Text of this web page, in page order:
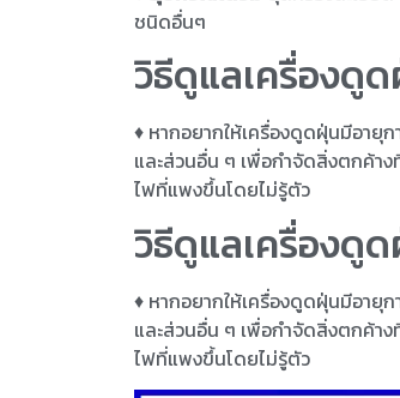
ชนิดอื่นๆ
วิธีดูแลเครื่องดูด
♦ หากอยากให้เครื่องดูดฝุ่นมีอายุ
และส่วนอื่น ๆ เพื่อกำจัดสิ่งตกค้าง
ไฟที่แพงขึ้นโดยไม่รู้ตัว
วิธีดูแลเครื่องดูด
♦ หากอยากให้เครื่องดูดฝุ่นมีอายุ
และส่วนอื่น ๆ เพื่อกำจัดสิ่งตกค้าง
ไฟที่แพงขึ้นโดยไม่รู้ตัว